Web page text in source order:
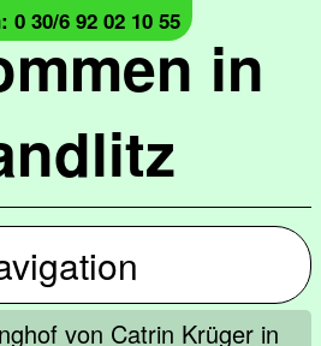
in
30/6 92 02 10 55
von Catrin Krüger in